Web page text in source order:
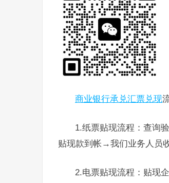
商业银行承兑汇票兑现
1.纸票贴现流程：查询
贴现款到帐→我们业务人员
2.电票贴现流程：贴现